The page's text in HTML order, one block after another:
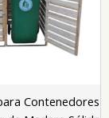
Contenedores